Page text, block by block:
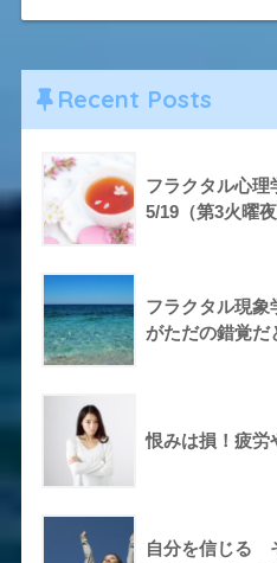
Recent Posts
フラクタル心理
5/19（第3火曜夜
フラクタル現象
がただの錯覚だ
恨みは損！疲労
自分を信じる